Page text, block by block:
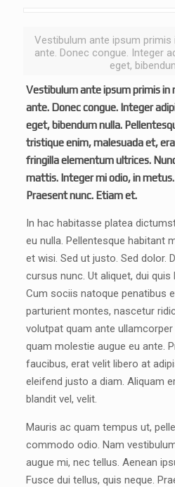
Vestibulum ante ipsum primis
ante. Donec congue. Integer
eget,
Vestibulum ante ipsum primis in
ante. Donec congue. Integer
eget, bibendum nulla.
tristique enim, malesuada et,
fringilla elementum ultrices.
mattis. Integer mi odio, in
Praesent nunc. Etiam et.
In hac habitasse platea
eu nulla. Pellentesque habitant
et wisi. Sed ut justo. Sed dolor.
cursus nunc. Ut aliquet, dui
Cum sociis natoque penatibus
parturient montes, nascetur
volutpat quam ante
quam molestie augue eu ante.
faucibus, erat velit libero at
eleifend justo a diam. Aliquam
blandit vel, velit.
Mauris ac quam tempus ut,
commodo odio. Nam
augue mi, nec tellus. Aenean
Fusce dui tellus, quis neque.